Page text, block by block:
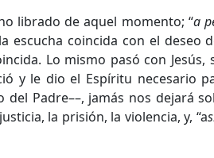
librado de aquel momento; “a
escucha coincida con el deseo
Lo mismo pasó con
y le dio el Espíritu necesario
Padre––, jamás nos dejará
la prisión, la violencia, y, “a